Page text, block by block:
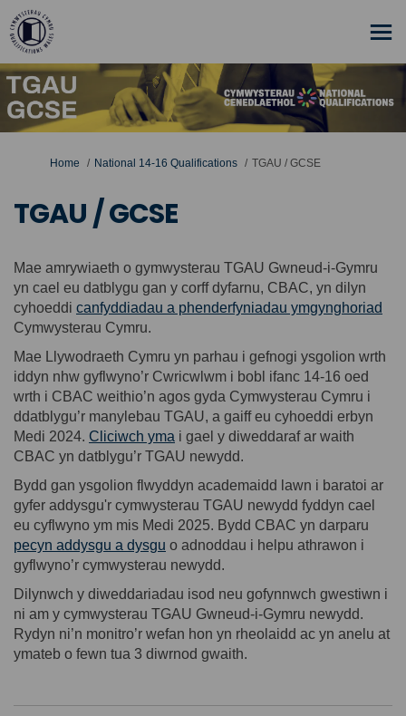
You are here:
Home National 14-16 Qualifications TGAU / GCSE
TGAU / GCSE
Mae amrywiaeth o gymwysterau TGAU Gwneud-i-Gymru
yn cael eu datblygu gan y corff dyfarnu, CBAC, yn dilyn
cyhoeddi canfyddiadau a phenderfyniadau ymgynghoriad
Cymwysterau Cymru.
Mae Llywodraeth Cymru yn parhau i gefnogi ysgolion wrth
iddyn nhw gyflwyno’r Cwricwlwm i bobl ifanc 14-16 oed
wrth i CBAC weithio’n agos gyda Cymwysterau Cymru i
ddatblygu’r manylebau TGAU, a gaiff eu cyhoeddi erbyn
Medi 2024. Cliciwch yma (External link)
i gael y diweddaraf ar waith
CBAC yn datblygu’r TGAU newydd.
Bydd gan ysgolion flwyddyn academaidd lawn i baratoi ar
gyfer addysgu'r cymwysterau TGAU newydd fyddyn cael
eu cyflwyno ym mis Medi 2025. Bydd CBAC yn darparu
pecyn addysgu a dysgu (External link)
o adnoddau i helpu athrawon i
gyflwyno’r cymwysterau newydd.
Dilynwch y diweddariadau isod neu gofynnwch gwestiwn i
ni am y cymwysterau TGAU Gwneud-i-Gymru newydd.
Rydyn ni’n monitro’r wefan hon yn rheolaidd ac yn anelu at
ymateb o fewn tua 3 diwrnod gwaith.